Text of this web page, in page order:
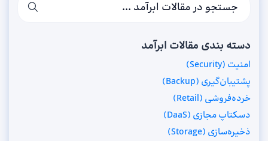
دسته بندی مقالات ابرآمد
امنیت (Security)
پشتیبان‌گیری (Backup)
خرده‌فروشی (Retail)
دسکتاپ مجازی (DaaS)
ذخیره‌سازی (Storage)